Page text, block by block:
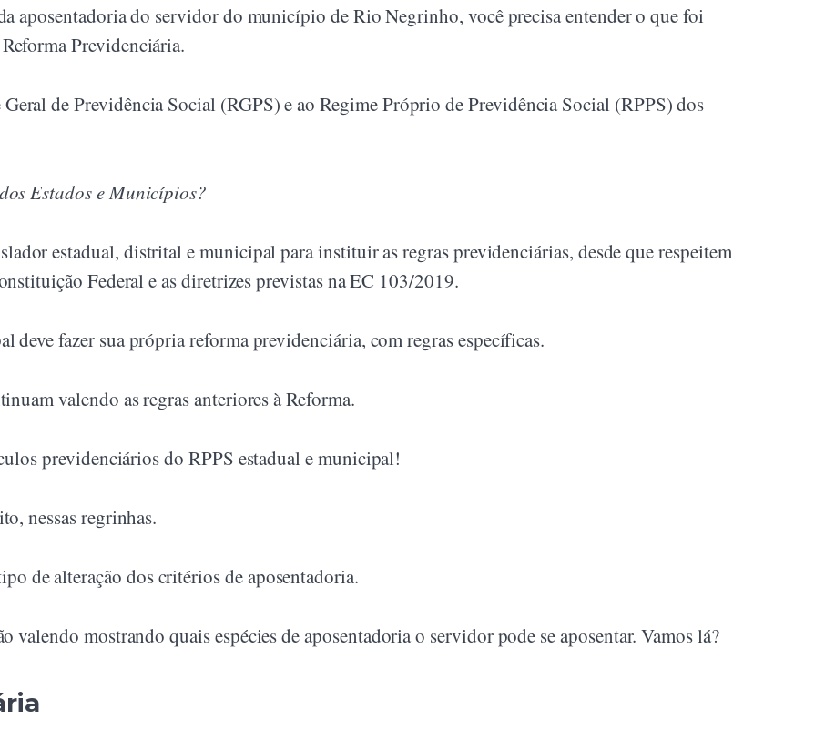
aposentadoria do servidor do município de Rio Negrinho, você precisa entender o que foi
Previdenciária.
de Previdência Social (RGPS) e ao Regime Próprio de Previdência Social (RPPS) dos
Estados e Municípios?
estadual, distrital e municipal para instituir as regras previdenciárias, desde que respeitem
Federal e as diretrizes previstas na EC 103/2019.
deve fazer sua própria reforma previdenciária, com regras específicas.
valendo as regras anteriores à Reforma.
previdenciários do RPPS estadual e municipal!
nessas regrinhas.
de alteração dos critérios de aposentadoria.
valendo mostrando quais espécies de aposentadoria o servidor pode se aposentar. Vamos lá?